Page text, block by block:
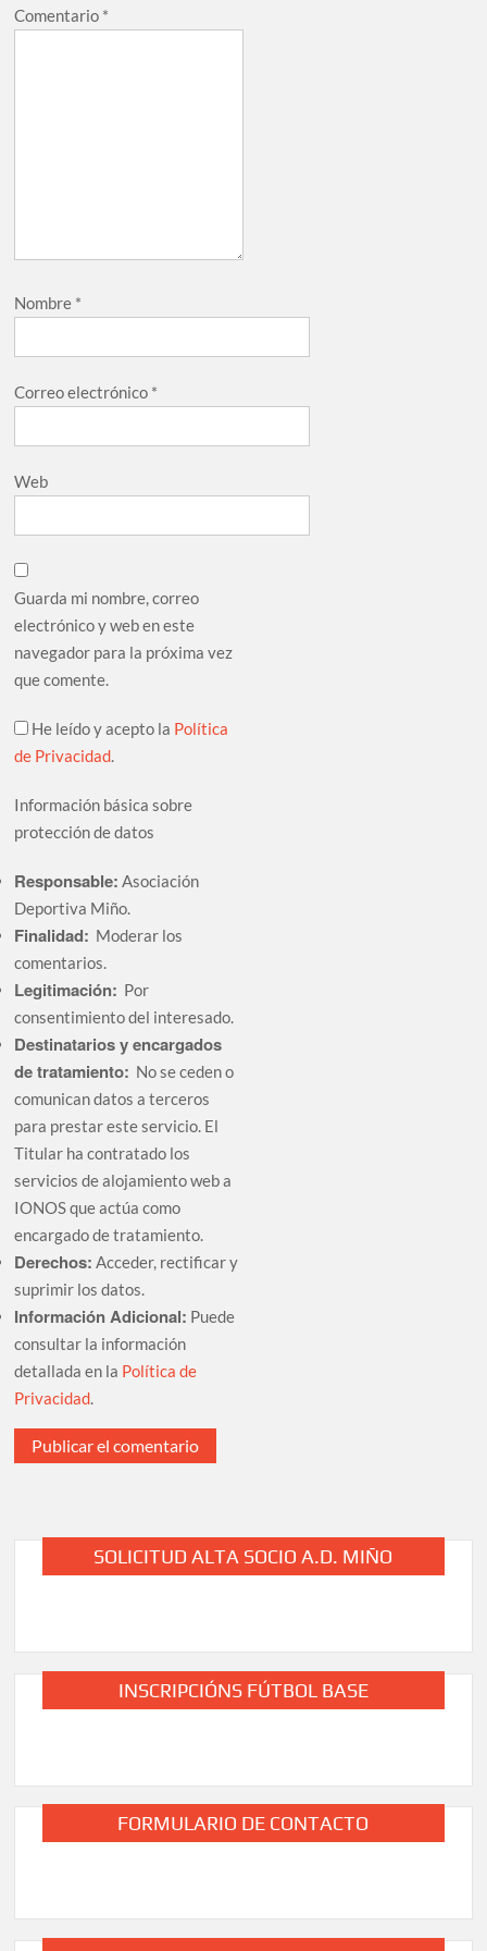
Comentario *
Nombre *
Correo electrónico *
Web
Guarda mi nombre, correo
electrónico y web en este
navegador para la próxima vez
que comente.
He leído y acepto la Política
de Privacidad.
Información básica sobre
protección de datos
Responsable: Asociación
Deportiva Miño.
Finalidad: Moderar los
comentarios.
Legitimación: Por
consentimiento del interesado.
Destinatarios y encargados
de tratamiento: No se ceden o
comunican datos a terceros
para prestar este servicio. El
Titular ha contratado los
servicios de alojamiento web a
IONOS que actúa como
encargado de tratamiento.
Derechos: Acceder, rectificar y
suprimir los datos.
Información Adicional: Puede
consultar la información
detallada en la Política de
Privacidad.
SOLICITUD ALTA SOCIO A.D. MIÑO
INSCRIPCIÓNS FÚTBOL BASE
FORMULARIO DE CONTACTO